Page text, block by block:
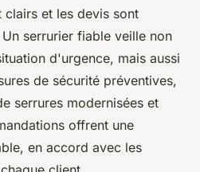
clairs et les devis sont
serrurier fiable veille non
d'urgence, mais aussi
de sécurité préventives,
serrures modernisées et
offrent une
en accord avec les